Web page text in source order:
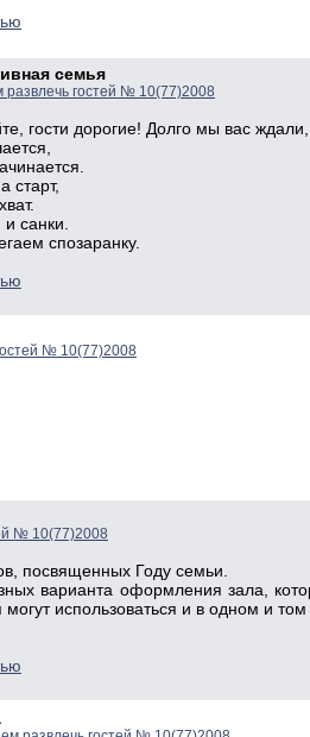
семья
развлечь гостей № 10(77)2008
гости дорогие! Долго мы вас
старт,
санки.
спозаранку.
№ 10(77)2008
№ 10(77)2008
посвященных Году семьи.
варианта оформления зала,
использоваться и в одном и том